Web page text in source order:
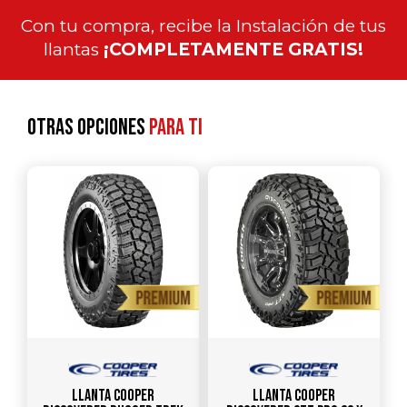
Con tu compra, recibe la Instalación de tus
llantas ¡COMPLETAMENTE GRATIS!
Otras opcionespara ti
Llanta COOPER
Llanta COOPER